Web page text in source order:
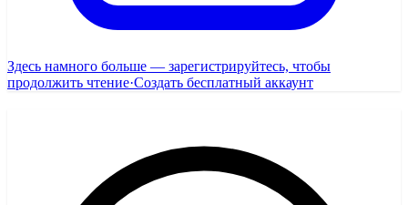
Здесь намного больше — зарегистрируйтесь, чтобы
продолжить чтение·Создать бесплатный аккаунт